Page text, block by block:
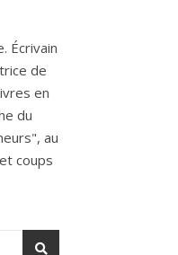
Écrivain
de
en
du
au
coups